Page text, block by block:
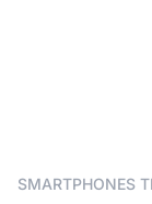
SMARTPHONES